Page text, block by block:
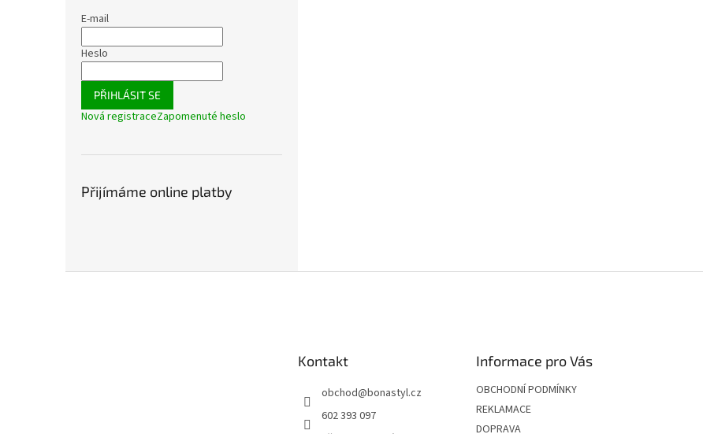
E-mail
Heslo
PŘIHLÁSIT SE
Nová registraceZapomenuté heslo
Přijímáme online platby
Kontakt
obchod@bonastyl.cz
602 393 097
Informace pro Vás
OBCHODNÍ PODMÍNKY
REKLAMACE
DOPRAVA